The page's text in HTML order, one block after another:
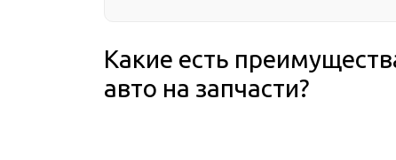
Какие есть
авто на запчасти?